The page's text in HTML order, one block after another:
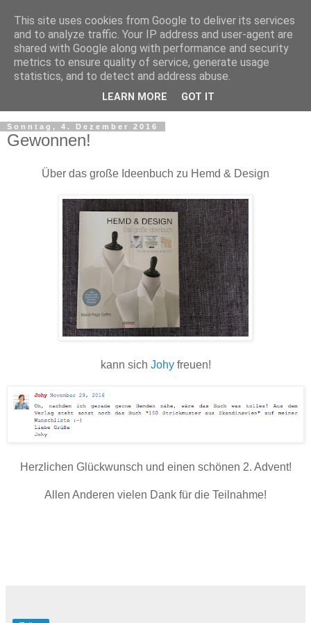
Sonntag, 4. Dezember 2016
Gewonnen!
Über das große Ideenbuch zu Hemd & Design
kann sich Johyfreuen!
Herzlichen Glückwunsch und einen schönen 2. Advent!
Allen Anderen vielen Dank für die Teilnahme!
This site uses cookies from Google to deliver its services
and to analyze traffic. Your IP address and user-agent are
shared with Google along with performance and security
metrics to ensure quality of service, generate usage
statistics, and to detect and address abuse.
LEARN MORE GOT IT